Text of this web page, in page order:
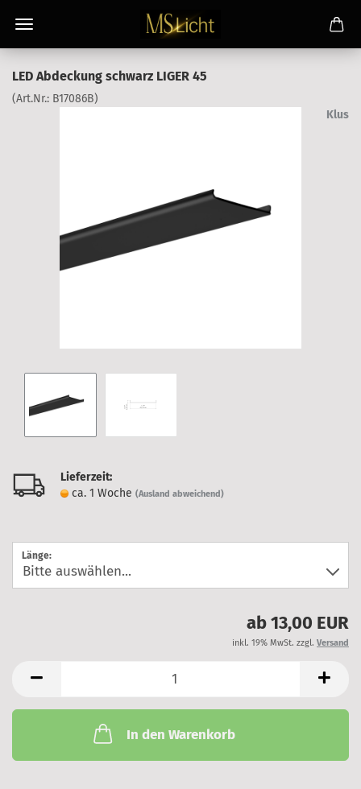
LED Abdeckung schwarz LIGER 45
(Art.Nr.: B17086B)
Klus
Lieferzeit:
ca. 1 Woche (Ausland abweichend)
Länge:
ab 13,00 EUR
inkl. 19% MwSt. zzgl. Versand
In den Warenkorb